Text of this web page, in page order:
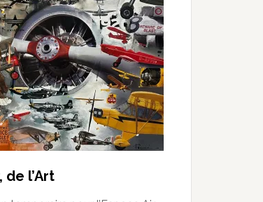
de l’Art